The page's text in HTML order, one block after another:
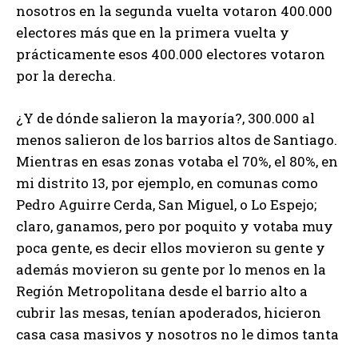
nosotros en la segunda vuelta votaron 400.000
electores más que en la primera vuelta y
prácticamente esos 400.000 electores votaron
por la derecha.
¿Y de dónde salieron la mayoría?, 300.000 al
menos salieron de los barrios altos de Santiago.
Mientras en esas zonas votaba el 70%, el 80%, en
mi distrito 13, por ejemplo, en comunas como
Pedro Aguirre Cerda, San Miguel, o Lo Espejo;
claro, ganamos, pero por poquito y votaba muy
poca gente, es decir ellos movieron su gente y
además movieron su gente por lo menos en la
Región Metropolitana desde el barrio alto a
cubrir las mesas, tenían apoderados, hicieron
casa casa masivos y nosotros no le dimos tanta